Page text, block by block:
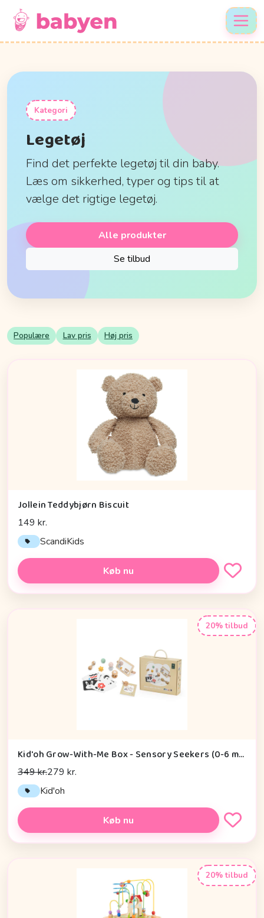
Kategori
Legetøj
Find det perfekte legetøj til din baby.
Læs om sikkerhed, typer og tips til at
vælge det rigtige legetøj.
Alle produkter
Se tilbud
Populære Lav pris Høj pris
Jollein Teddybjørn Biscuit
149 kr.
ScandiKids
Køb nu
20% tilbud
Kid'oh Grow-With-Me Box - Sensory Seekers (0-6 mdr.)
349 kr.279 kr.
Kid'oh
Køb nu
20% tilbud